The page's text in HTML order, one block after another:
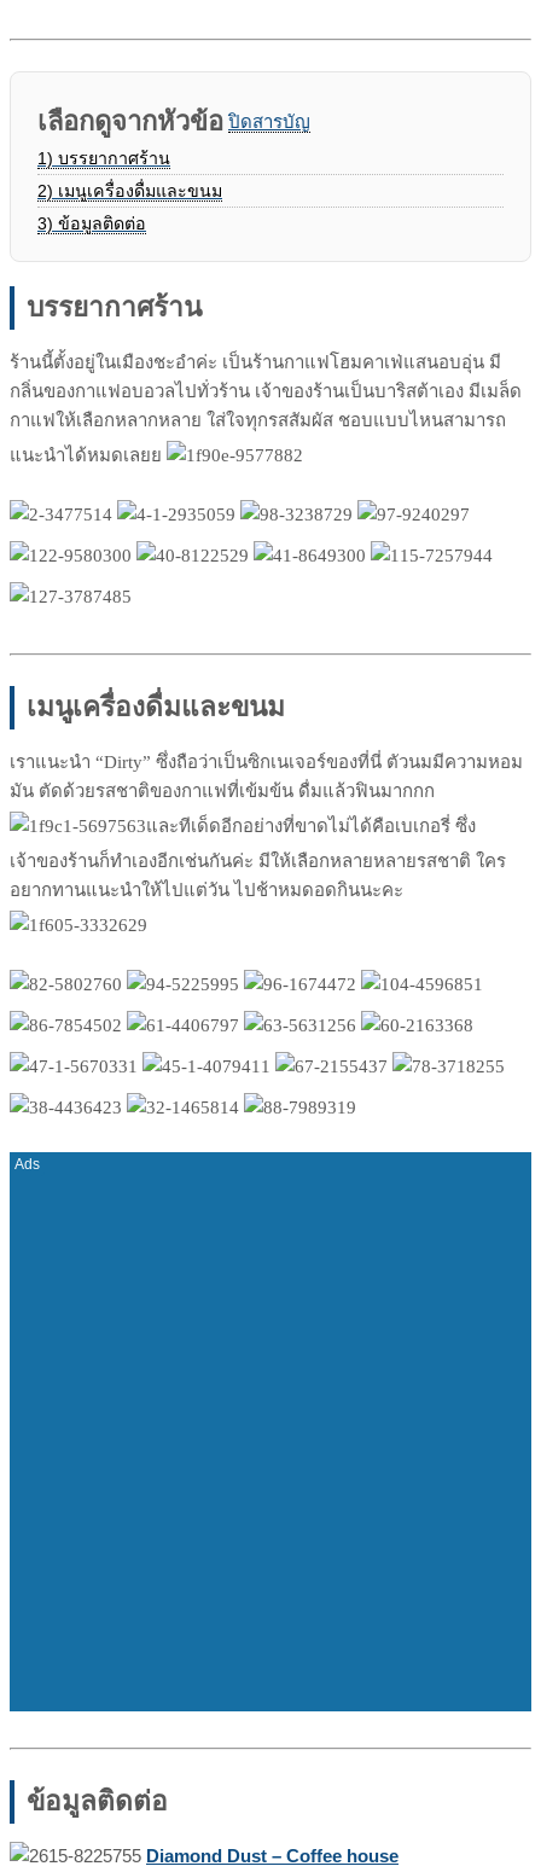
เลือกดูจากหัวข้อ ปิดสารบัญ
1) บรรยากาศร้าน
2) เมนูเครื่องดื่มและขนม
3) ข้อมูลติดต่อ
บรรยากาศร้าน
ร้านนี้ตั้งอยู่ในเมืองชะอำค่ะ เป็นร้านกาแฟโฮมคาเฟ่แสนอบอุ่น มี
กลิ่นของกาแฟอบอวลไปทั่วร้าน เจ้าของร้านเป็นบาริสต้าเอง มีเมล็ด
กาแฟให้เลือกหลากหลาย ใส่ใจทุกรสสัมผัส ชอบแบบไหนสามารถ
แนะนำได้หมดเลยย
เมนูเครื่องดื่มและขนม
เราแนะนำ “Dirty” ซึ่งถือว่าเป็นซิกเนเจอร์ของที่นี่ ตัวนมมีความหอม
มัน ตัดด้วยรสชาติของกาแฟที่เข้มข้น ดื่มแล้วฟินมากกก
และทีเด็ดอีกอย่างที่ขาดไม่ได้คือเบเกอรี่ ซึ่ง
เจ้าของร้านก็ทำเองอีกเช่นกันค่ะ มีให้เลือกหลายหลายรสชาติ ใคร
อยากทานแนะนำให้ไปแต่วัน ไปช้าหมดอดกินนะคะ
ข้อมูลติดต่อ
Diamond Dust – Coffee house